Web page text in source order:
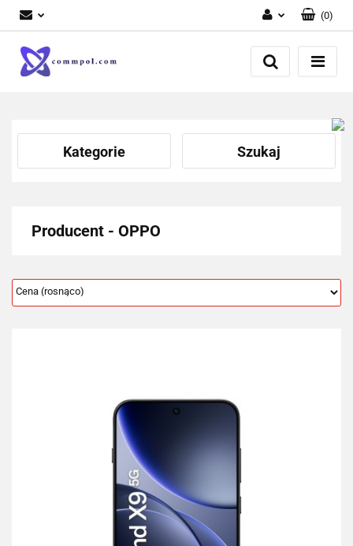
Zaloguj się
Zarejestruj się
(0)
Kategorie Szukaj
Producent - OPPO